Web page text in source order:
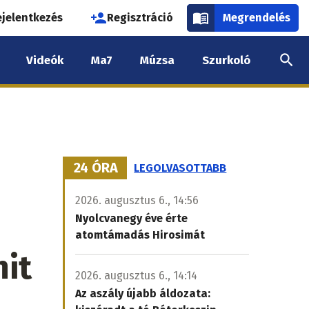
Regisztráció Megrendelés
Videók Ma7 Múzsa Szurkoló
24 ÓRA LEGOLVASOTTABB
2026. augusztus 6., 14:56
Nyolcvanegy éve érte
atomtámadás Hirosimát
2026. augusztus 6., 14:14
Az aszály újabb áldozata: